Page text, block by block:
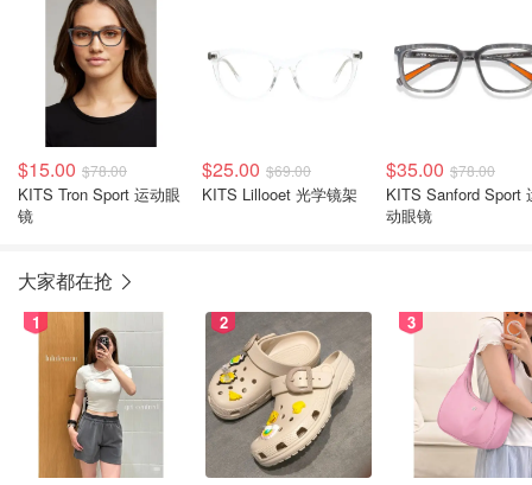
$15.00 $78.00
KITS Tron Sport 运动眼
镜
$25.00 $69.00
KITS Lillooet 光学镜架
$35.00 $78.00
KITS Sanford Sport
动眼镜
大家都在抢
1 2 3